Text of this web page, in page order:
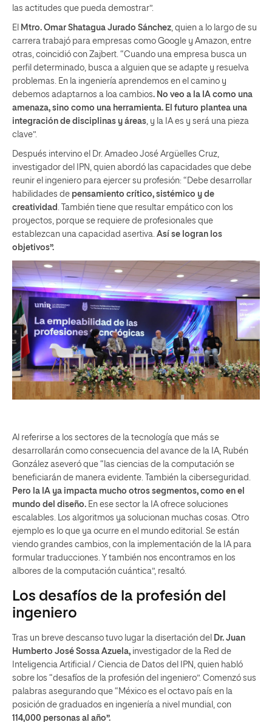
las actitudes que pueda demostrar”.
El Mtro. Omar Shatagua Jurado Sánchez , quien a lo largo de su
carrera trabajó para empresas como Google y Amazon, entre
otras, coincidió con Zajbert. “Cuando una empresa busca un
perfil determinado, busca a alguien que se adapte y resuelva
problemas. En la ingeniería aprendemos en el camino y
debemos adaptarnos a loa cambios. No veo a la IA como una
amenaza, sino como una herramienta. El futuro plantea una
integración de disciplinas y áreas , y la IA es y será una pieza
clave”.
Después intervino el Dr. Amadeo José Argüelles Cruz,
investigador del IPN, quien abordó las capacidades que debe
reunir el ingeniero para ejercer su profesión: “Debe desarrollar
habilidades de pensamiento crítico, sistémico y de
creatividad
. También tiene que resultar empático con los
proyectos, porque se requiere de profesionales que
establezcan una capacidad asertiva. Así se logran los
objetivos”.
Al referirse a los sectores de la tecnología que más se
desarrollarán como consecuencia del avance de la IA, Rubén
González aseveró que “las ciencias de la computación se
beneficiarán de manera evidente. También la ciberseguridad.
Pero la IA ya impacta mucho otros segmentos, como en el
mundo del diseño. En ese sector la IA ofrece soluciones
escalables. Los algoritmos ya solucionan muchas cosas. Otro
ejemplo es lo que ya ocurre en el mundo editorial. Se están
viendo grandes cambios, con la implementación de la IA para
formular traducciones. Y también nos encontramos en los
albores de la computación cuántica”, resaltó.
Los desafíos de la profesión del
ingeniero
Tras un breve descanso tuvo lugar la disertación del Dr. Juan
Humberto José Sossa Azuela, investigador de la Red de
Inteligencia Artificial / Ciencia de Datos del IPN, quien habló
sobre los “desafíos de la profesión del ingeniero”. Comenzó sus
palabras asegurando que “México es el octavo país en la
posición de graduados en ingeniería a nivel mundial, con
114,000 personas al año”.